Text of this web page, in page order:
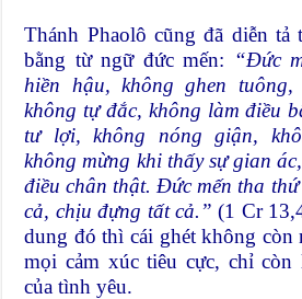
Thánh Phaolô cũng đã diễn tả
bằng từ ngữ đức mến: “Đức
hiền hậu, không ghen tuông,
không tự đắc, không làm điều
tư lợi, không nóng giận,
không mừng khi thấy sự gian
điều chân thật. Đức mến tha
cả, chịu đựng tất cả.” (1 Cr
dung đó thì cái ghét không còn
mọi cảm xúc tiêu cực, chỉ
của tình yêu.